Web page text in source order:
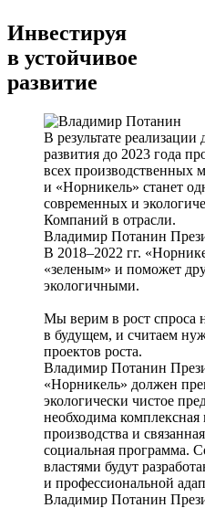
Инвестируя
в устойчивое
развитие
В результате
развития до 2023 года
всех производственных
и «Норникель» станет
современных и
Компаний в отрасли.
Владимир Потанин
В 2018–2022 гг.
«зеленым» и поможет
экологичными.
Мы верим в рост спроса
в будущем, и считаем
проектов роста.
Владимир Потанин
«Норникель» должен
экологически чистое
необходима комплексная
производства и
социальная программа.
властями будут
и профессиональной
Владимир Потанин